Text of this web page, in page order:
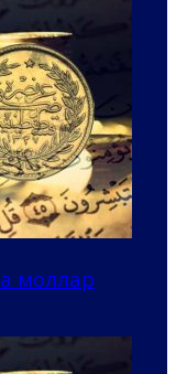
моллар